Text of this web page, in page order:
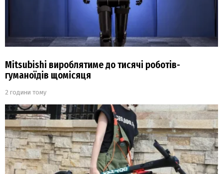
Mitsubishi вироблятиме до тисячі роботів-
гуманоїдів щомісяця
2 години тому